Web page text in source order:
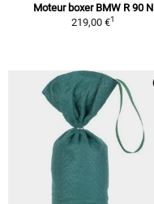
Moteur boxer BMW R 90 N
219,00 €1